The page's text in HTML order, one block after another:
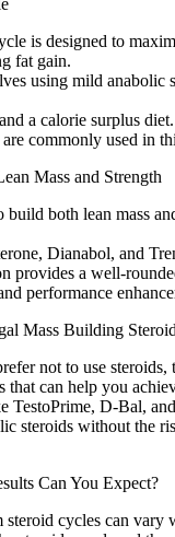
is designed to
fat gain.
using mild anabolic
a calorie surplus
commonly used in
Mass and Strength
both lean mass
Dianabol, and
provides a well-
performance
Mass Building
not to use steroids,
that can help you
TestoPrime, D-Bal,
steroids without the
Can You Expect?
steroid cycles can vary